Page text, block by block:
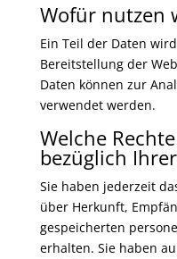
Wofür nutzen
Ein Teil der Daten
Bereitstellung der
Daten können zur
verwendet werden.
Welche
bezüglich
Sie haben jederzeit
über Herkunft,
gespeicherten
erhalten. Sie haben